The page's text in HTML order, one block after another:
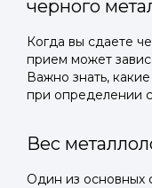
черного
Когда вы сдаете
прием может
Важно знать,
при определении
Вес
Один из основных